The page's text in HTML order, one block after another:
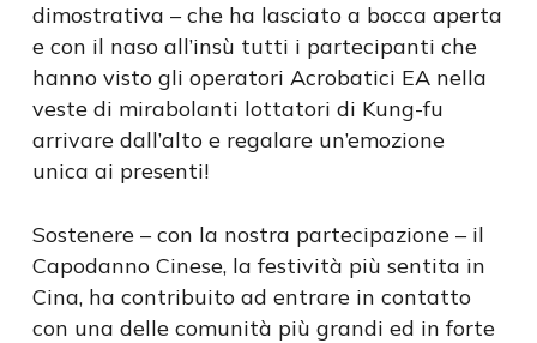
dimostrativa – che ha lasciato a bocca aperta
e con il naso all’insù tutti i partecipanti che
hanno visto gli operatori Acrobatici EA nella
veste di mirabolanti lottatori di Kung-fu
arrivare dall’alto e regalare un’emozione
unica ai presenti!
Sostenere – con la nostra partecipazione – il
Capodanno Cinese, la festività più sentita in
Cina, ha contribuito ad entrare in contatto
con una delle comunità più grandi ed in forte